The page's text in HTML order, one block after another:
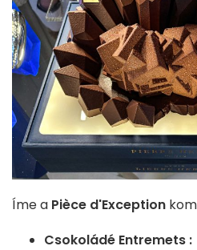
Íme a Pièce d'Exception
Csokoládé Entremets :